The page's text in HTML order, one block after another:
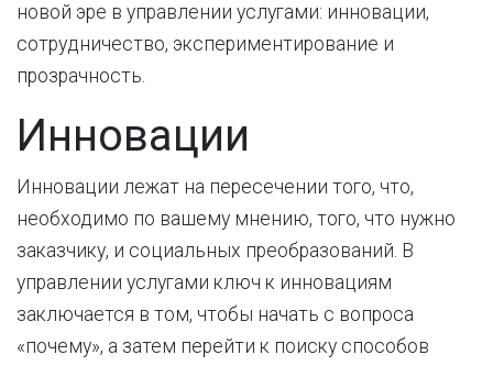
новой эре в управлении услугами: инновации,
сотрудничество, экспериментирование и
прозрачность.
Инновации
Инновации лежат на пересечении того, что,
необходимо по вашему мнению, того, что нужно
заказчику, и социальных преобразований. В
управлении услугами ключ к инновациям
заключается в том, чтобы начать с вопроса
«почему», а затем перейти к поиску способов